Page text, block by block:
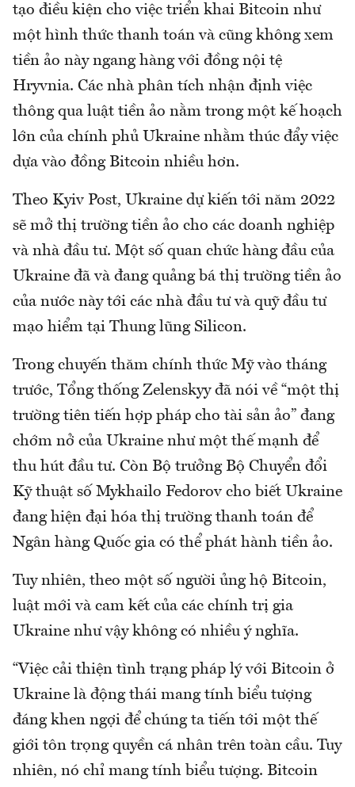
tạo điều kiện cho việc triển khai Bitcoin như
một hình thức thanh toán và cũng không xem
tiền ảo này ngang hàng với đồng nội tệ
Hryvnia. Các nhà phân tích nhận định việc
thông qua luật tiền ảo nằm trong một kế hoạch
lớn của chính phủ Ukraine nhằm thúc đẩy việc
dựa vào đồng Bitcoin nhiều hơn.
Theo Kyiv Post, Ukraine dự kiến tới năm 2022
sẽ mở thị trường tiền ảo cho các doanh nghiệp
và nhà đầu tư. Một số quan chức hàng đầu của
Ukraine đã và đang quảng bá thị trường tiền ảo
của nước này tới các nhà đầu tư và quỹ đầu tư
mạo hiểm tại Thung lũng Silicon.
Trong chuyến thăm chính thức Mỹ vào tháng
trước, Tổng thống Zelenskyy đã nói về “một thị
trường tiên tiến hợp pháp cho tài sản ảo” đang
chớm nở của Ukraine như một thế mạnh để
thu hút đầu tư. Còn Bộ trưởng Bộ Chuyển đổi
Kỹ thuật số Mykhailo Fedorov cho biết Ukraine
đang hiện đại hóa thị trường thanh toán để
Ngân hàng Quốc gia có thể phát hành tiền ảo.
Tuy nhiên, theo một số người ủng hộ Bitcoin,
luật mới và cam kết của các chính trị gia
Ukraine như vậy không có nhiều ý nghĩa.
“Việc cải thiện tình trạng pháp lý với Bitcoin ở
Ukraine là động thái mang tính biểu tượng
đáng khen ngợi để chúng ta tiến tới một thế
giới tôn trọng quyền cá nhân trên toàn cầu. Tuy
nhiên, nó chỉ mang tính biểu tượng. Bitcoin